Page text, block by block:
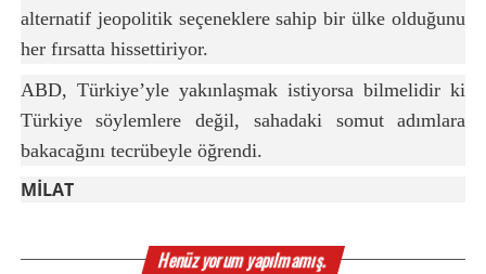
alternatif jeopolitik seçeneklere sahip bir ülke olduğunu
her fırsatta hissettiriyor.
ABD, Türkiye’yle yakınlaşmak istiyorsa bilmelidir ki
Türkiye söylemlere değil, sahadaki somut adımlara
bakacağını tecrübeyle öğrendi.
MİLAT
Henüz yorum yapılmamış.